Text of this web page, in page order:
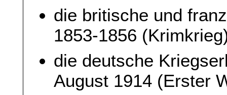
die britische und
1853-1856
die deutsche
August 1914 (Erster